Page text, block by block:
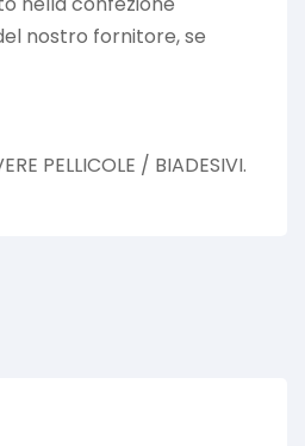
nostro fornitore, se
PELLICOLE / BIADESIVI.